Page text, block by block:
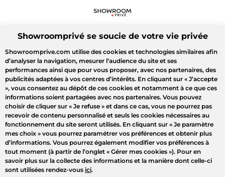
Showroomprivé se soucie de votre vie privée
Showroomprive.com utilise des cookies et technologies similaires afin
d’analyser la navigation, mesurer l’audience du site et ses
performances ainsi que pour vous proposer, avec nos partenaires, des
publicités adaptées à vos centres d’intérêts. En cliquant sur « J’accepte
», vous consentez au dépôt de ces cookies et notamment à ce que ces
informations soient partagées avec nos partenaires. Vous pouvez
choisir de cliquer sur « Je refuse » et dans ce cas, vous ne pourrez pas
recevoir de contenu personnalisé et seuls les cookies nécessaires au
fonctionnement du site seront utilisés. En cliquant sur « Je paramètre
mes choix » vous pourrez paramétrer vos préférences et obtenir plus
d’informations. Vous pourrez également modifier vos préférences à
tout moment (à partir de l’onglet « Gérer mes cookies »). Pour en
savoir plus sur la collecte des informations et la manière dont celle-ci
sont utilisées rendez-vous ici.